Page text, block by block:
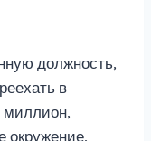
должность,
в
миллион,
окружение,